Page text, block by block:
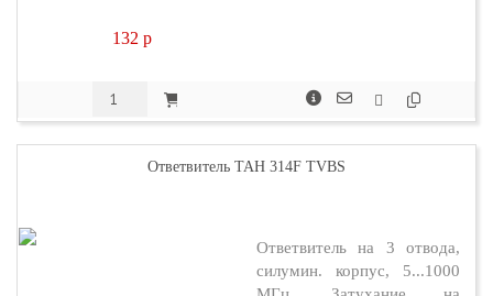
132 p
Ответвитель TAH 314F TVBS
Ответвитель на 3 отвода,
силумин. корпус, 5...1000